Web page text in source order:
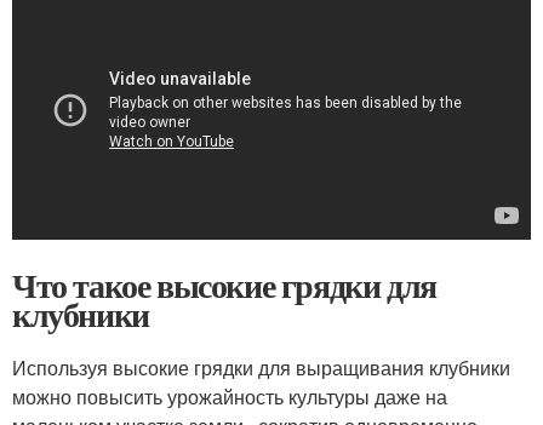
Что такое высокие грядки для
клубники
Используя высокие грядки для выращивания клубники
можно повысить урожайность культуры даже на